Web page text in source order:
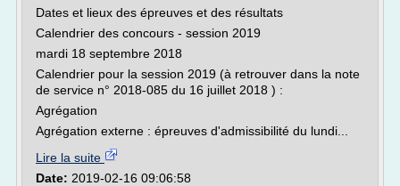
Dates et lieux des épreuves et des résultats
Calendrier des concours - session 2019
mardi 18 septembre 2018
Calendrier pour la session 2019 (à retrouver dans la note
de service n° 2018-085 du 16 juillet 2018 ) :
Agrégation
Agrégation externe : épreuves d'admissibilité du lundi...
Lire la suite
Date: 2019-02-16 09:06:58